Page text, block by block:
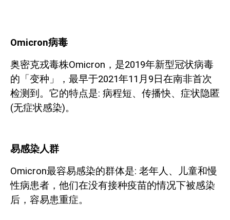
Omicron病毒
奥密克戎毒株Omicron ，是2019年新型冠状病毒
的「变种」，最早于2021年11 月 9日在南非首次
检测到。它的特点是: 病程短、传播快、症状隐匿
(无症状感染)。
易感染人群
Omicron最容易感染的群体是: 老年人、儿童和慢
性病患者，他们在没有接种疫苗的情况下被感染
后，容易患重症。